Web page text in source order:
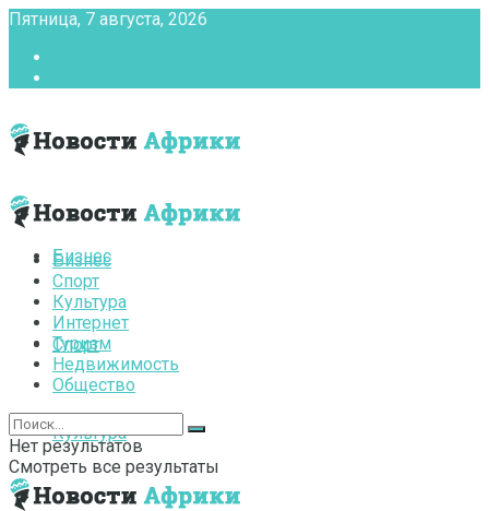
Пятница, 7 августа, 2026
Бизнес
Спорт
Культура
Бизнес
Спорт
Культура
Интернет
Туризм
Недвижимость
Общество
Нет результатов
Смотреть все результаты